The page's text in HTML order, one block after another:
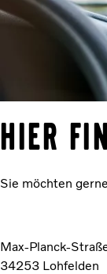
Hier
Sie möchten
Max-Planck-
34253 Lohfelden